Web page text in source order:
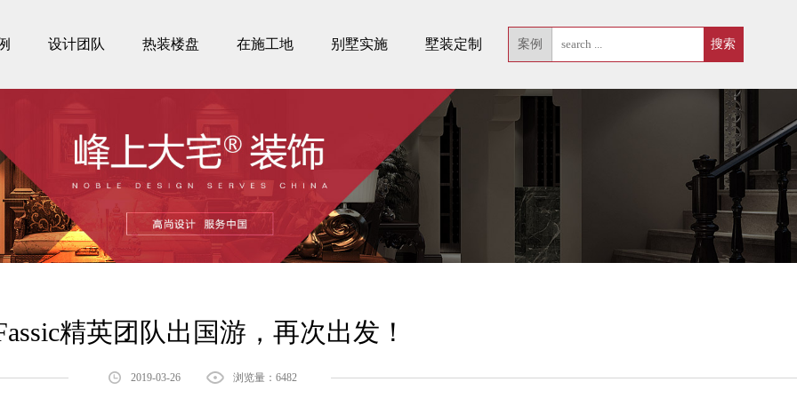
设计团队 热装楼盘 在施工地 别墅实施 墅装定制 案例
精英团队出国游，再次出发！
2019-03-26 浏览量：6482